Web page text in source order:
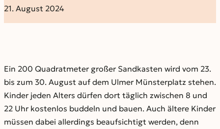
21. August 2024
Ein 200 Quadratmeter großer Sandkasten wird vom 23.
bis zum 30. August auf dem Ulmer Münsterplatz stehen.
Kinder jeden Alters dürfen dort täglich zwischen 8 und
22 Uhr kostenlos buddeln und bauen. Auch ältere Kinder
müssen dabei allerdings beaufsichtigt werden, denn